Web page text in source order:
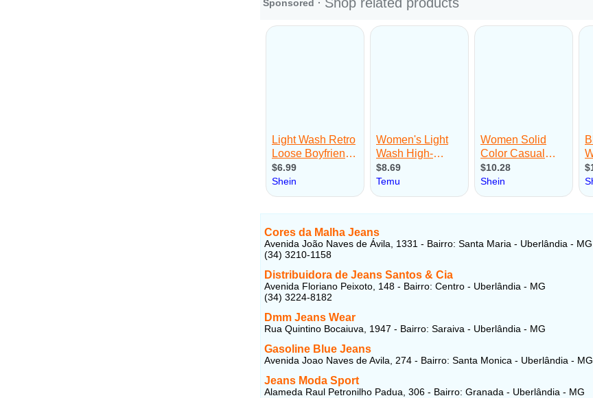
Cores da Malha Jeans
Avenida João Naves de Ávila, 1331 - Bairro: Santa Maria - Uberlândia - MG
(34) 3210-1158
Distribuidora de Jeans Santos & Cia
Avenida Floriano Peixoto, 148 - Bairro: Centro - Uberlândia - MG
(34) 3224-8182
Dmm Jeans Wear
Rua Quintino Bocaiuva, 1947 - Bairro: Saraiva - Uberlândia - MG
Gasoline Blue Jeans
Avenida Joao Naves de Avila, 274 - Bairro: Santa Monica - Uberlândia - MG
Jeans Moda Sport
Alameda Raul Petronilho Padua, 306 - Bairro: Granada - Uberlândia - MG